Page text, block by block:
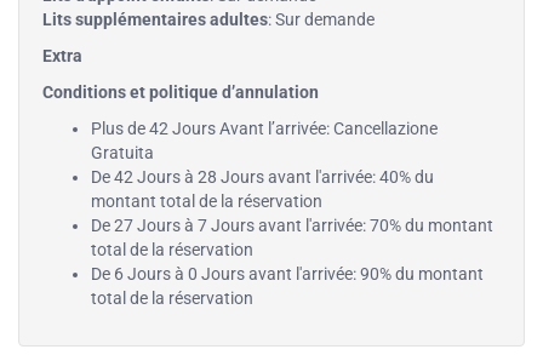
Lits supplémentaires adultes: Sur demande
Extra
Conditions et politique d’annulation
Plus de 42 Jours Avant l’arrivée: Cancellazione
Gratuita
De 42 Jours à 28 Jours avant l'arrivée: 40% du
montant total de la réservation
De 27 Jours à 7 Jours avant l'arrivée: 70% du montant
total de la réservation
De 6 Jours à 0 Jours avant l'arrivée: 90% du montant
total de la réservation